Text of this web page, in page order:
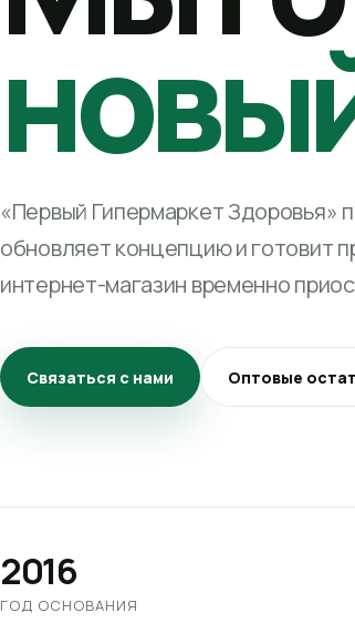
«Первый Гипермаркет Здоровья»
обновляет концепцию и готовит
интернет-магазин временно
Связаться с нами Оптовые
2016
ГОД ОСНОВАНИЯ